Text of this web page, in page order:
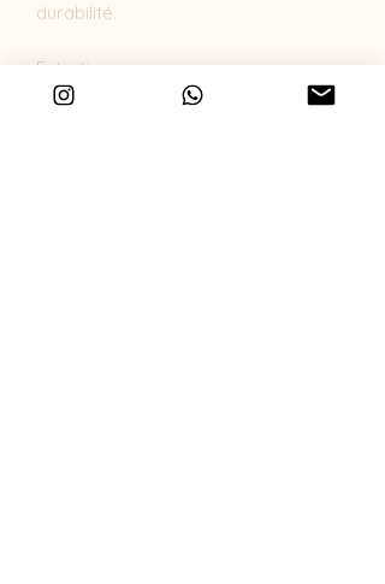
durabilité.
Entretien
Lavage en machine 30 °C – cycle